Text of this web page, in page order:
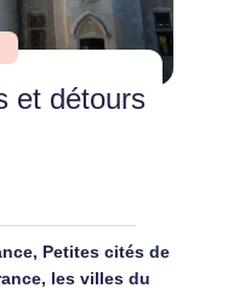
et détours
Petites cités de
les villes du